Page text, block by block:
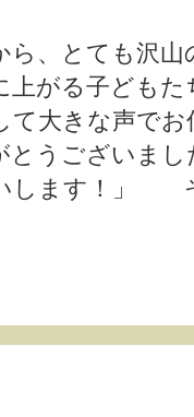
、とても沢山
上がる子ども
て大きな声で
うございま
します！」